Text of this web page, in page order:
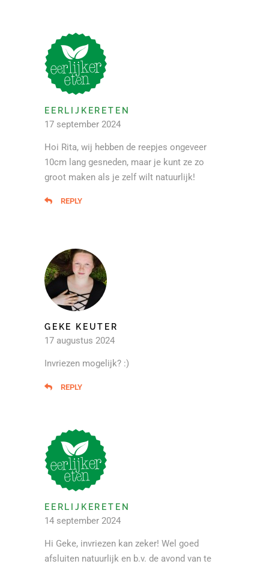
EERLIJKERETEN
17 september 2024
Hoi Rita, wij hebben de reepjes ongeveer
10cm lang gesneden, maar je kunt ze zo
groot maken als je zelf wilt natuurlijk!
REPLY
GEKE KEUTER
17 augustus 2024
Invriezen mogelijk? :)
REPLY
EERLIJKERETEN
14 september 2024
Hi Geke, invriezen kan zeker! Wel goed
afsluiten natuurlijk en b.v. de avond van te